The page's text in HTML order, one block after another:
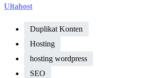
Ultahost
Duplikat Konten
Hosting
hosting wordpress
SEO